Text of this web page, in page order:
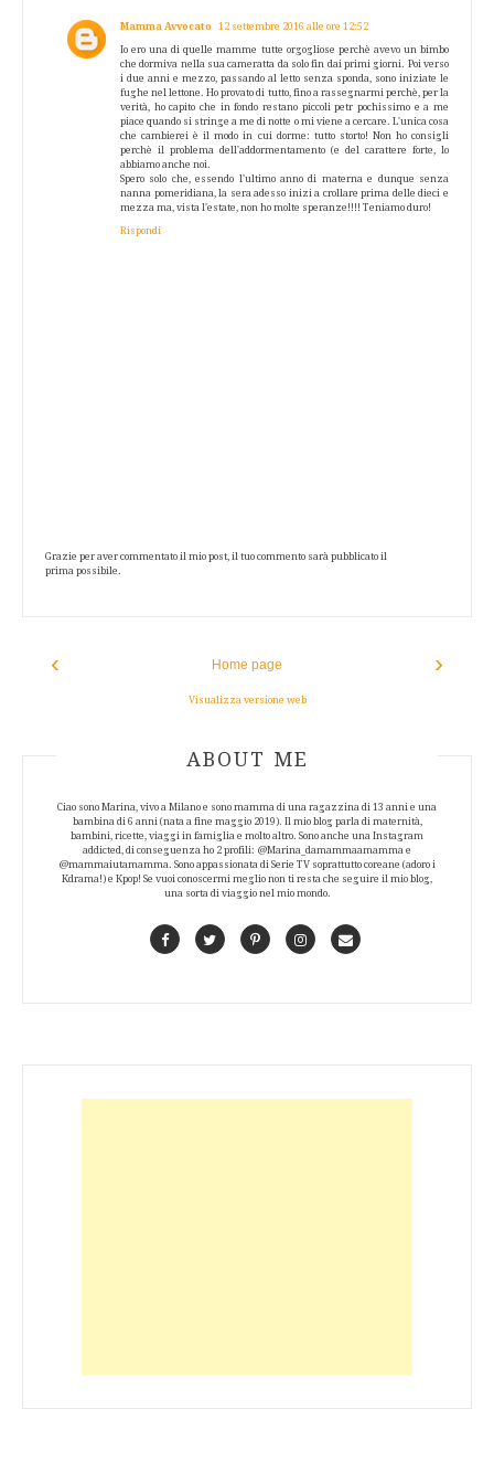
Mamma Avvocato 12 settembre 2016 alle ore 12:52
Io ero una di quelle mamme tutte orgogliose perchè avevo un bimbo
che dormiva nella sua cameratta da solo fin dai primi giorni. Poi verso
i due anni e mezzo, passando al letto senza sponda, sono iniziate le
fughe nel lettone. Ho provato di tutto, fino a rassegnarmi perchè, per la
verità, ho capito che in fondo restano piccoli petr pochissimo e a me
piace quando si stringe a me di notte o mi viene a cercare. L'unica cosa
che cambierei è il modo in cui dorme: tutto storto! Non ho consigli
perchè il problema dell'addormentamento (e del carattere forte, lo
abbiamo anche noi.
Spero solo che, essendo l'ultimo anno di materna e dunque senza
nanna pomeridiana, la sera adesso inizi a crollare prima delle dieci e
mezza ma, vista l'estate, non ho molte speranze!!!! Teniamo duro!
Rispondi
Grazie per aver commentato il mio post, il tuo commento sarà pubblicato il
prima possibile.
‹ ›
Home page
Visualizza versione web
ABOUT AUTHOR
ABOUT ME
Ciao sono Marina, vivo a Milano e sono mamma di una ragazzina di 13 anni e una
bambina di 6 anni (nata a fine maggio 2019). Il mio blog parla di maternità,
bambini, ricette, viaggi in famiglia e molto altro. Sono anche una Instagram
addicted, di conseguenza ho 2 profili: @Marina_damammaamamma e
@mammaiutamamma. Sono appassionata di Serie TV soprattutto coreane (adoro i
Kdrama!) e Kpop! Se vuoi conoscermi meglio non ti resta che seguire il mio blog,
una sorta di viaggio nel mio mondo.
FacebookTwitterPinterestInstagramContact